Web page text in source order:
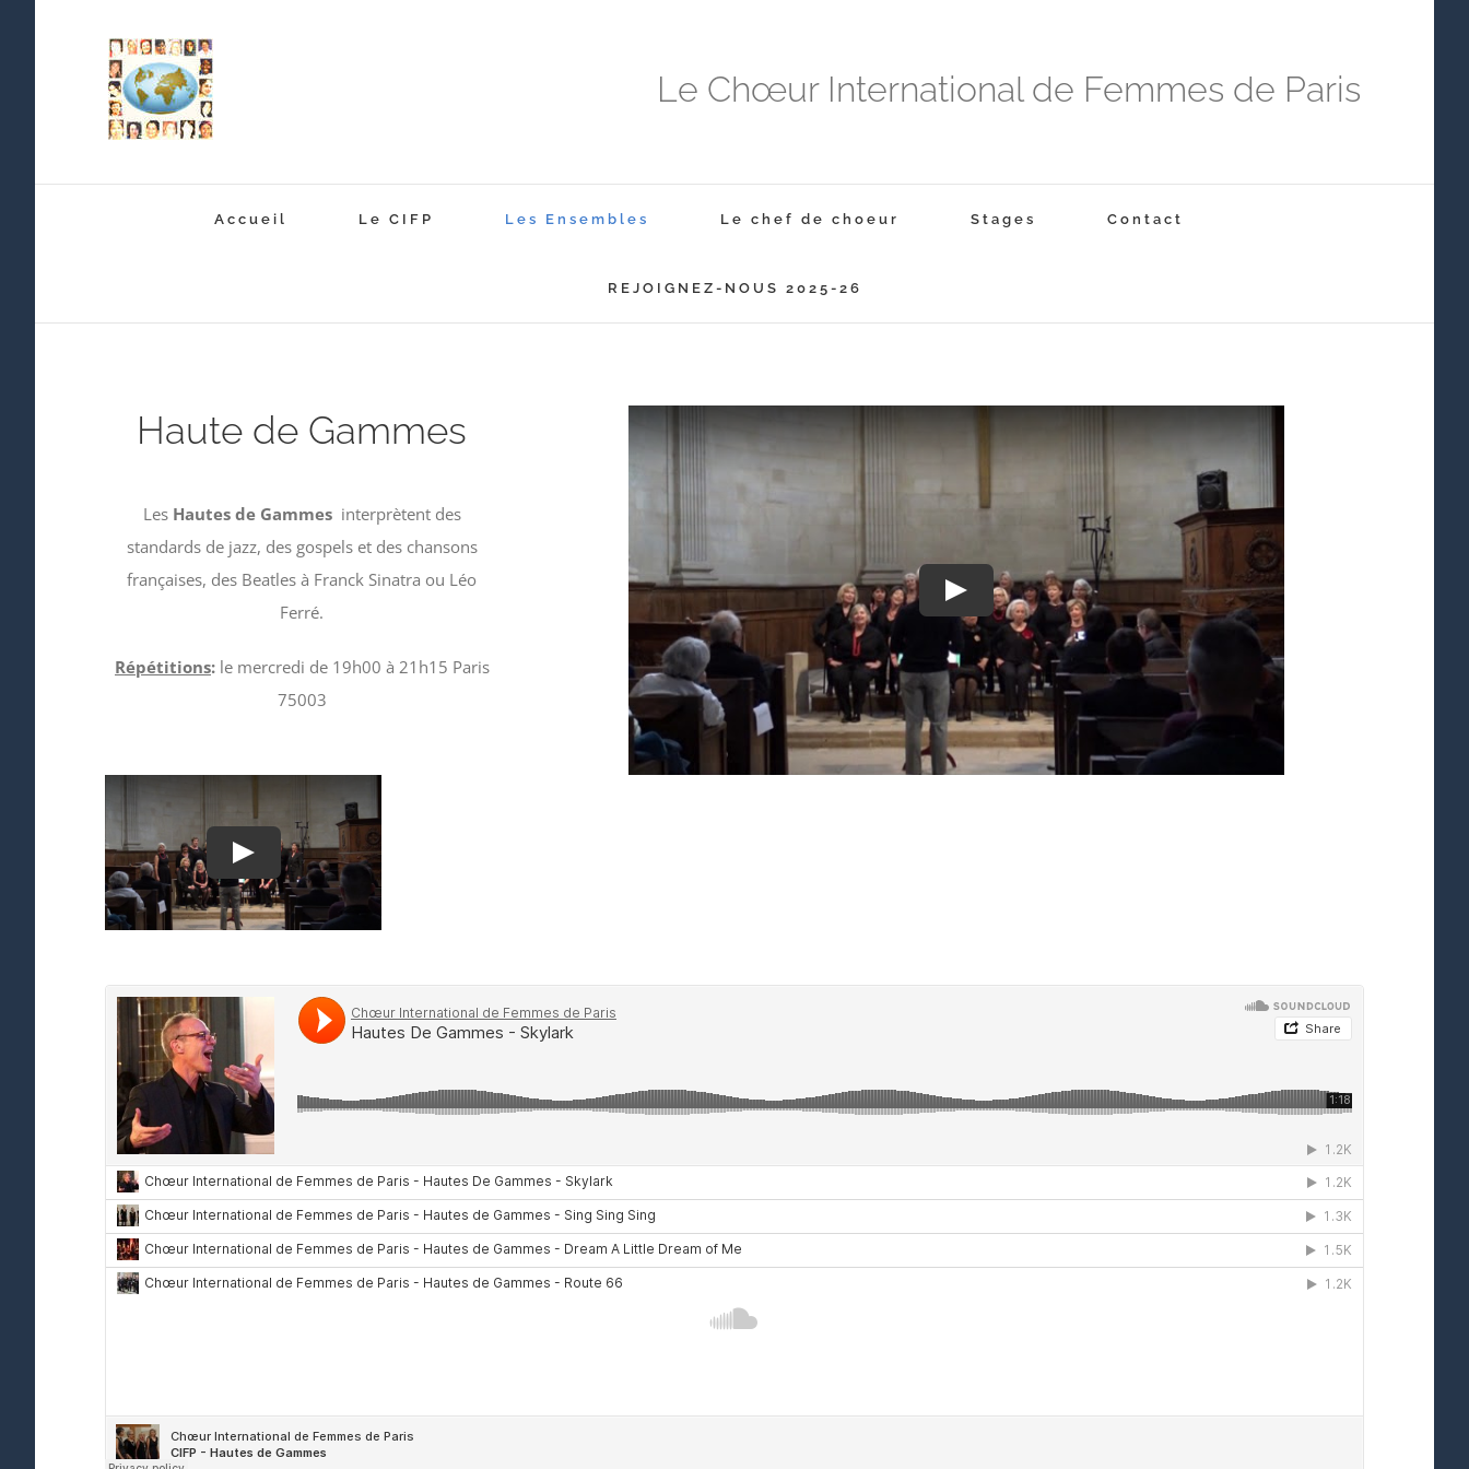
Le Chœur International de Femmes de Paris
Accueil Le CIFP Les Ensembles Le chef de choeur Stages Contact
REJOIGNEZ-NOUS 2025-26
Haute de Gammes
Les Hautes de Gammes interprètent des
standards de jazz, des gospels et des chansons
françaises, des Beatles à Franck Sinatra ou Léo
Ferré.
Répétitions:le mercredi de 19h00 à 21h15 Paris
75003